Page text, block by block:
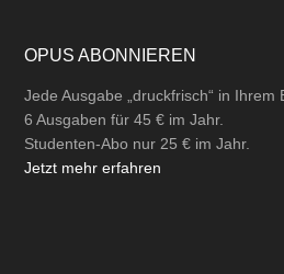
OPUS ABONNIEREN
Jede Ausgabe „druckfrisch“ in Ihrem
6 Ausgaben für 45 € im Jahr.
Studenten-Abo nur 25 € im Jahr.
Jetzt mehr erfahren